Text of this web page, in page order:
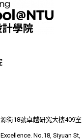
街18號卓越研究大樓409室
No.18, Siyuan St,